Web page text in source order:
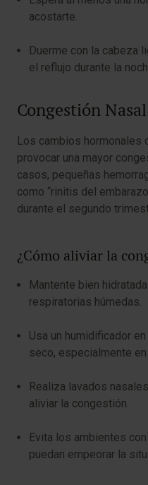
acostarte.
Duerme con la cabeza
el reflujo durante la
Congestión Nasal
Los cambios hormonales
provocar una mayor
casos, pequeñas
como “rinitis del
durante el segundo
¿Cómo aliviar la
Mantente bien
respiratorias húmedas.
Usa un humidificador
seco, especialmente
Realiza lavados
aliviar la congestión.
Evita los ambientes
puedan empeorar la